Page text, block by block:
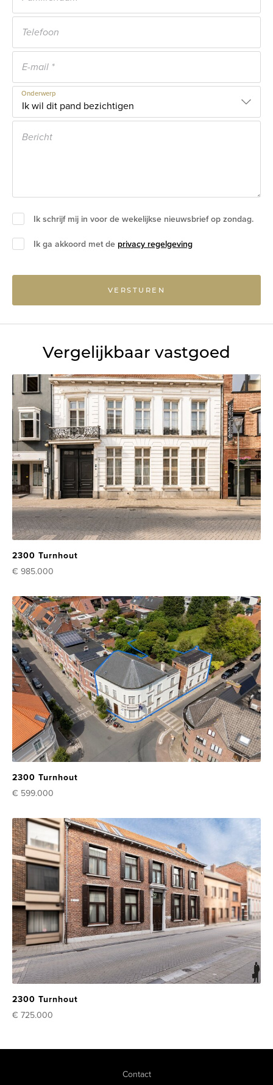
Onderwerp
Ik schrijf mij in voor de wekelijkse nieuwsbrief op zondag.
Ik ga akkoord met de privacy regelgeving
VERSTUREN
Vergelijkbaar vastgoed
2300 Turnhout
€ 985.000
2300 Turnhout
€ 599.000
2300 Turnhout
€ 725.000
Contact